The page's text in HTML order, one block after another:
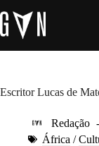
para
o
conteúdo
Escritor Lucas de
Redação
África /